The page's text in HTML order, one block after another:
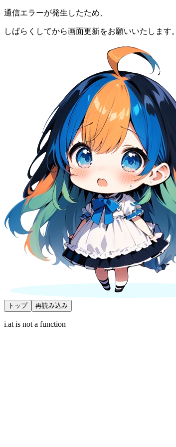
通信エラーが発生したため、
しばらくしてから画面更新をお願いいたします。
トップ 再読み込み
i.at is not a function